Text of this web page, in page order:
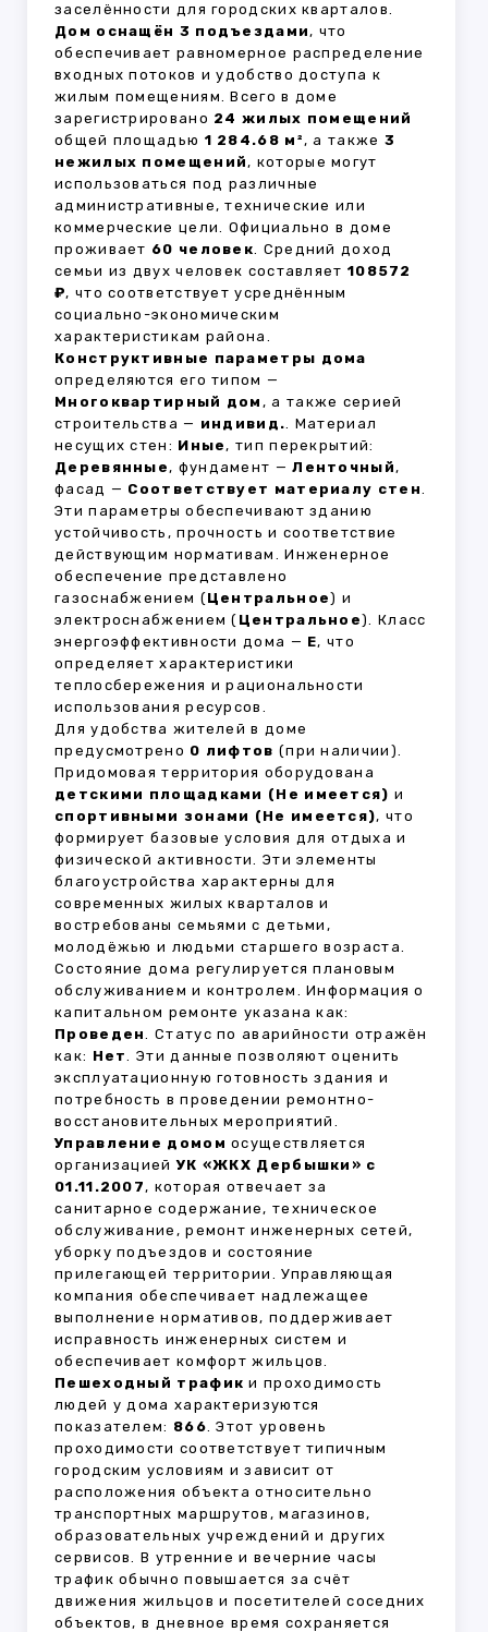
заселённости для городских кварталов.
Дом оснащён 3 подъездами, что
обеспечивает равномерное распределение
входных потоков и удобство доступа к
жилым помещениям. Всего в доме
зарегистрировано 24 жилых помещений
общей площадью 1 284.68 м², а также 3
нежилых помещений, которые могут
использоваться под различные
административные, технические или
коммерческие цели. Официально в доме
проживает 60 человек. Средний доход
семьи из двух человек составляет 108572
₽, что соответствует усреднённым
социально-экономическим
характеристикам района.
Конструктивные параметры дома
определяются его типом —
Многоквартирный дом , а также серией
строительства — индивид.. Материал
несущих стен: Иные, тип перекрытий:
Деревянные, фундамент —Ленточный,
фасад — Соответствует материалу стен.
Эти параметры обеспечивают зданию
устойчивость, прочность и соответствие
действующим нормативам. Инженерное
обеспечение представлено
газоснабжением (Центральное) и
электроснабжением ( Центральное). Класс
энергоэффективности дома — E, что
определяет характеристики
теплосбережения и рациональности
использования ресурсов.
Для удобства жителей в доме
предусмотрено 0 лифтов (при наличии).
Придомовая территория оборудована
детскими площадками (Не имеется) и
спортивными зонами (Не имеется), что
формирует базовые условия для отдыха и
физической активности. Эти элементы
благоустройства характерны для
современных жилых кварталов и
востребованы семьями с детьми,
молодёжью и людьми старшего возраста.
Состояние дома регулируется плановым
обслуживанием и контролем. Информация о
капитальном ремонте указана как:
Проведен. Статус по аварийности отражён
как: Нет. Эти данные позволяют оценить
эксплуатационную готовность здания и
потребность в проведении ремонтно-
восстановительных мероприятий.
Управление домом осуществляется
организациейУК «ЖКХ Дербышки» с
01.11.2007, которая отвечает за
санитарное содержание, техническое
обслуживание, ремонт инженерных сетей,
уборку подъездов и состояние
прилегающей территории. Управляющая
компания обеспечивает надлежащее
выполнение нормативов, поддерживает
исправность инженерных систем и
обеспечивает комфорт жильцов.
Пешеходный трафик и проходимость
людей у дома характеризуются
показателем: 866. Этот уровень
проходимости соответствует типичным
городским условиям и зависит от
расположения объекта относительно
транспортных маршрутов, магазинов,
образовательных учреждений и других
сервисов. В утренние и вечерние часы
трафик обычно повышается за счёт
движения жильцов и посетителей соседних
объектов, в дневное время сохраняется